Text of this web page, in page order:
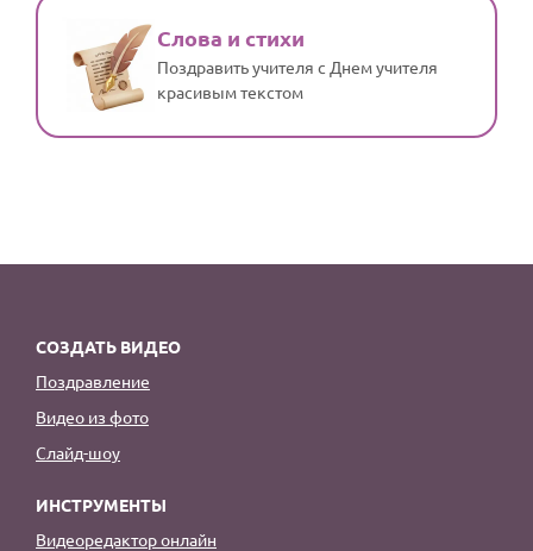
Слова и стихи
Поздравить учителя с Днем учителя
красивым текстом
СОЗДАТЬ ВИДЕО
Поздравление
Видео из фото
Слайд-шоу
ИНСТРУМЕНТЫ
Видеоредактор онлайн